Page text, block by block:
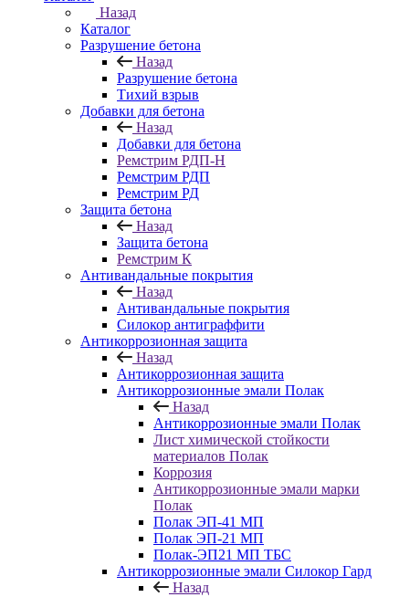
Назад
Каталог
Разрушение бетона
Назад
Разрушение бетона
Тихий взрыв
Добавки для бетона
Назад
Добавки для бетона
Ремстрим РДП-Н
Ремстрим РДП
Ремстрим РД
Защита бетона
Назад
Защита бетона
Ремстрим К
Антивандальные покрытия
Назад
Антивандальные покрытия
Cилокор антиграффити
Антикоррозионная защита
Назад
Антикоррозионная защита
Антикоррозионные эмали Полак
Назад
Антикоррозионные эмали Полак
Лист химической стойкости
материалов Полак
Коррозия
Антикоррозионные эмали марки
Полак
Полак ЭП-41 МП
Полак ЭП-21 МП
Полак-ЭП21 МП ТБС
Антикоррозионные эмали Силокор Гард
Назад